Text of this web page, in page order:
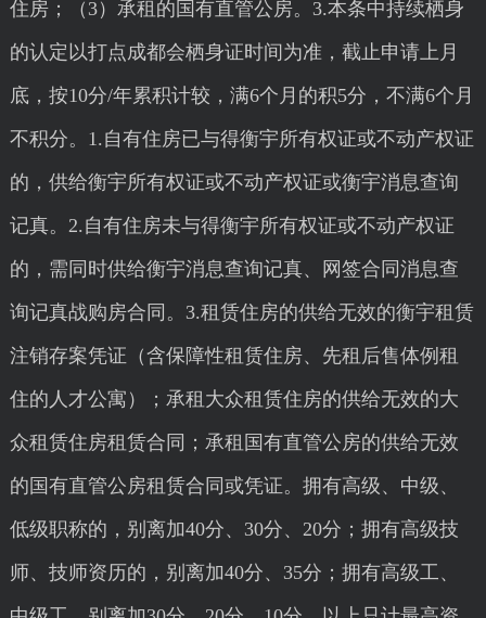
住房；（3）承租的国有直管公房。3.本条中持续栖身
的认定以打点成都会栖身证时间为准，截止申请上月
底，按10分/年累积计较，满6个月的积5分，不满6个月
不积分。1.自有住房已与得衡宇所有权证或不动产权证
的，供给衡宇所有权证或不动产权证或衡宇消息查询
记真。2.自有住房未与得衡宇所有权证或不动产权证
的，需同时供给衡宇消息查询记真、网签合同消息查
询记真战购房合同。3.租赁住房的供给无效的衡宇租赁
注销存案凭证（含保障性租赁住房、先租后售体例租
住的人才公寓）；承租大众租赁住房的供给无效的大
众租赁住房租赁合同；承租国有直管公房的供给无效
的国有直管公房租赁合同或凭证。拥有高级、中级、
低级职称的，别离加40分、30分、20分；拥有高级技
师、技师资历的，别离加40分、35分；拥有高级工、